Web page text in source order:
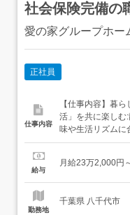
社会保険完備の
愛の家グループホー
正社員
仕事内容
【仕事内容】暮
活」を共に楽しむ
味や生活リズムに
除や洗濯など、利
入浴・排泄など、
給与
月給23万2,000円
勤務地
千葉県 八千代市